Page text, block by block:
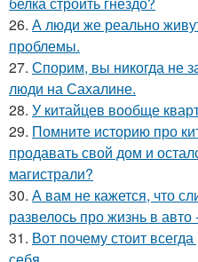
26. А люди же реально
проблемы.
27. Спорим, вы никогда не
люди на Сахалине.
28. У китайцев вообще
29. Помните историю про
продавать свой дом и
магистрали?
30. А вам не кажется, что
развелось про жизнь в
31. Вот почему стоит